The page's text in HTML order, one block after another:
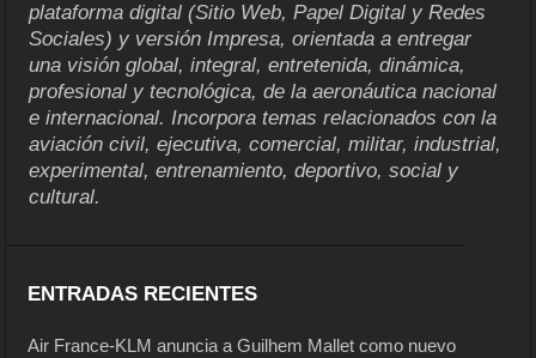
plataforma digital (Sitio Web, Papel Digital y Redes
Sociales) y versión Impresa, orientada a entregar
una visión global, integral, entretenida, dinámica,
profesional y tecnológica, de la aeronáutica nacional
e internacional. Incorpora temas relacionados con la
aviación civil, ejecutiva, comercial, militar, industrial,
experimental, entrenamiento, deportivo, social y
cultural.
ENTRADAS RECIENTES
Air France-KLM anuncia a Guilhem Mallet como nuevo